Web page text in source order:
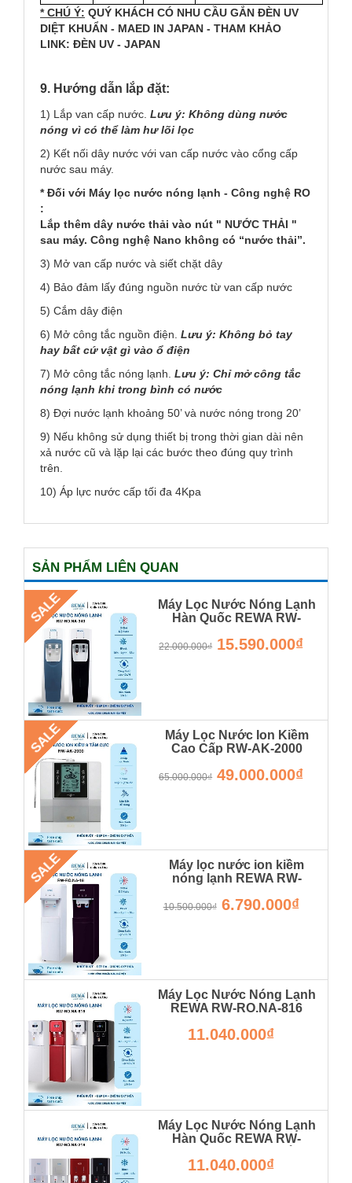
* CHÚ Ý: QUÝ KHÁCH CÓ NHU CẦU GẮN ĐÈN UV
DIỆT KHUẨN - MAED IN JAPAN - THAM KHẢO
LINK: ĐÈN UV - JAPAN
9. Hướng dẫn lắp đặt:
1) Lắp van cấp nước. Lưu ý: Không dùng nước
nóng vì có thể làm hư lõi lọc
2) Kết nối dây nước với van cấp nước vào cổng cấp
nước sau máy.
* Đối với Máy lọc nước nóng lạnh - Công nghệ RO
:
Lắp thêm dây nước thải vào nút " NƯỚC THẢI "
sau máy. Công nghệ Nano không có “nước thải”.
3) Mở van cấp nước và siết chặt dây
4) Bảo đảm lấy đúng nguồn nước từ van cấp nước
5) Cắm dây điện
6) Mở công tắc nguồn điện. Lưu ý: Không bỏ tay
hay bất cứ vật gì vào ổ điện
7) Mở công tắc nóng lạnh. Lưu ý: Chỉ mở công tắc
nóng lạnh khi trong bình có nước
8) Đợi nước lạnh khoảng 50’ và nước nóng trong 20’
9) Nếu không sử dụng thiết bị trong thời gian dài nên
xả nước cũ và lặp lại các bước theo đúng quy trình
trên.
10) Áp lực nước cấp tối đa 4Kpa
SẢN PHẨM LIÊN QUAN
SALE
Máy Lọc Nước Nóng Lạnh
Hàn Quốc REWA RW-
Hãng Rẻ Nhất Thị Trường
22.000.000₫ 15.590.000₫
SALE
Máy Lọc Nước Ion Kiềm
Cao Cấp RW-AK-2000
65.000.000₫ 49.000.000₫
SALE
Máy lọc nước ion kiềm
nóng lạnh REWA RW-
Hãng - Bảo Hành 12 Tháng
10.500.000₫ 6.790.000₫
Máy Lọc Nước Nóng Lạnh
REWA RW-RO.NA-816
RW-RO.NA-820
11.040.000₫
Máy Lọc Nước Nóng Lạnh
Hàn Quốc REWA RW-
- Hàng Chính Hãng
11.040.000₫